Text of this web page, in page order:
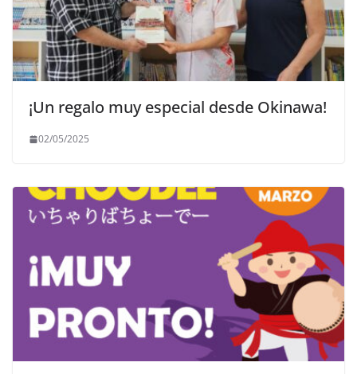
¡Un regalo muy especial desde Okinawa!
02/05/2025